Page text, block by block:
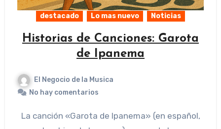
destacado Lo mas nuevo Noticias
Historias de Canciones: Garota
de Ipanema
El Negocio de la Musica
No hay comentarios
La canción «Garota de Ipanema» (en español,